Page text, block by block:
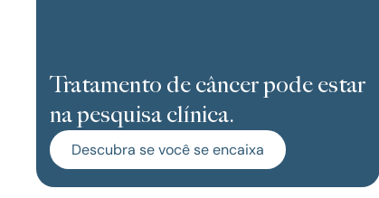
Tratamento de câncer pode estar
na pesquisa clínica.
Descubra se você se encaixa